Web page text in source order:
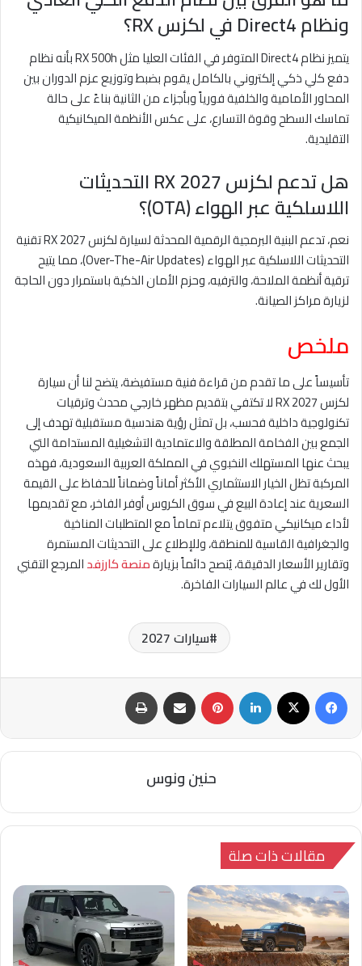
ونظام Direct4 في لكزس RX؟
يتميز نظام Direct4 المتوفر في الفئات العليا مثل RX 500h بأنه نظام
دفع كلي ذكي إلكتروني بالكامل يقوم بضبط وتوزيع عزم الدوران بين
المحاور الأمامية والخلفية فورياً وبأجزاء من الثانية بناءً على حالة
تماسك السطح وقوة التسارع، على عكس الأنظمة الميكانيكية
التقليدية.
هل تدعم لكزس RX 2027 التحديثات
اللاسلكية عبر الهواء (OTA)؟
نعم، تدعم البنية البرمجية الرقمية المحدثة لسيارة لكزس RX 2027 تقنية
التحديثات اللاسلكية عبر الهواء (Over-The-Air Updates)، مما يتيح
ترقية أنظمة الملاحة، والترفيه، وحزم الأمان الذكية باستمرار دون الحاجة
لزيارة مراكز الصيانة.
ملخص
تأسيساً على ما تقدم من قراءة فنية مستفيضة، يتضح لنا أن سيارة
لكزس RX 2027 لا تكتفي بتقديم مظهر خارجي محدث وترقيات
تكنولوجية داخلية فحسب، بل تمثل رؤية هندسية مستقبلية تهدف إلى
الجمع بين الفخامة المطلقة والاعتمادية التشغيلية المستدامة التي
يبحث عنها المستهلك النخبوي في المملكة العربية السعودية، فهذه
المركبة تظل الخيار الاستثماري الأكثر أماناً وضماناً للحفاظ على القيمة
السعرية عند إعادة البيع في سوق الكروس أوفر الفاخر، مع تقديمها
لأداء ميكانيكي متفوق يتلاءم تماماً مع المتطلبات المناخية
والجغرافية القاسية للمنطقة، وللإطلاع على التحديثات المستمرة
وتقارير الأسعار الدقيقة، يُنصح دائماً بزيارةمنصة كارزفدالمرجع التقني
الأول لك في عالم السيارات الفاخرة.
سيارات 2027
فيسبوك ‫X لينكدإن بينتيريست مشاركة عبر البريد طباعة
حنين ونوس
مقالات ذات صلة